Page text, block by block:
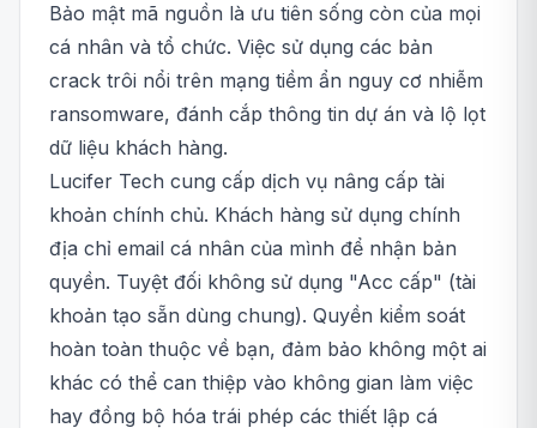
Bảo mật mã nguồn là ưu tiên sống còn của mọi
cá nhân và tổ chức. Việc sử dụng các bản
crack trôi nổi trên mạng tiềm ẩn nguy cơ nhiễm
ransomware, đánh cắp thông tin dự án và lộ lọt
dữ liệu khách hàng.
Lucifer Tech cung cấp dịch vụ nâng cấp tài
khoản chính chủ. Khách hàng sử dụng chính
địa chỉ email cá nhân của mình để nhận bản
quyền. Tuyệt đối không sử dụng "Acc cấp" (tài
khoản tạo sẵn dùng chung). Quyền kiểm soát
hoàn toàn thuộc về bạn, đảm bảo không một ai
khác có thể can thiệp vào không gian làm việc
hay đồng bộ hóa trái phép các thiết lập cá